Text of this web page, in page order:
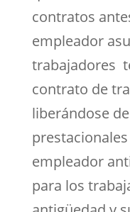
contratos
empleador
trabajadores
contrato de
liberándose
empleador
para los